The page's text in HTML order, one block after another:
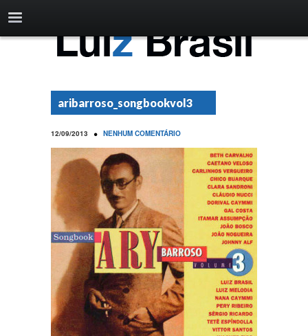
aribarroso_songbookvol3
12/09/2013 • NENHUM COMENTÁRIO